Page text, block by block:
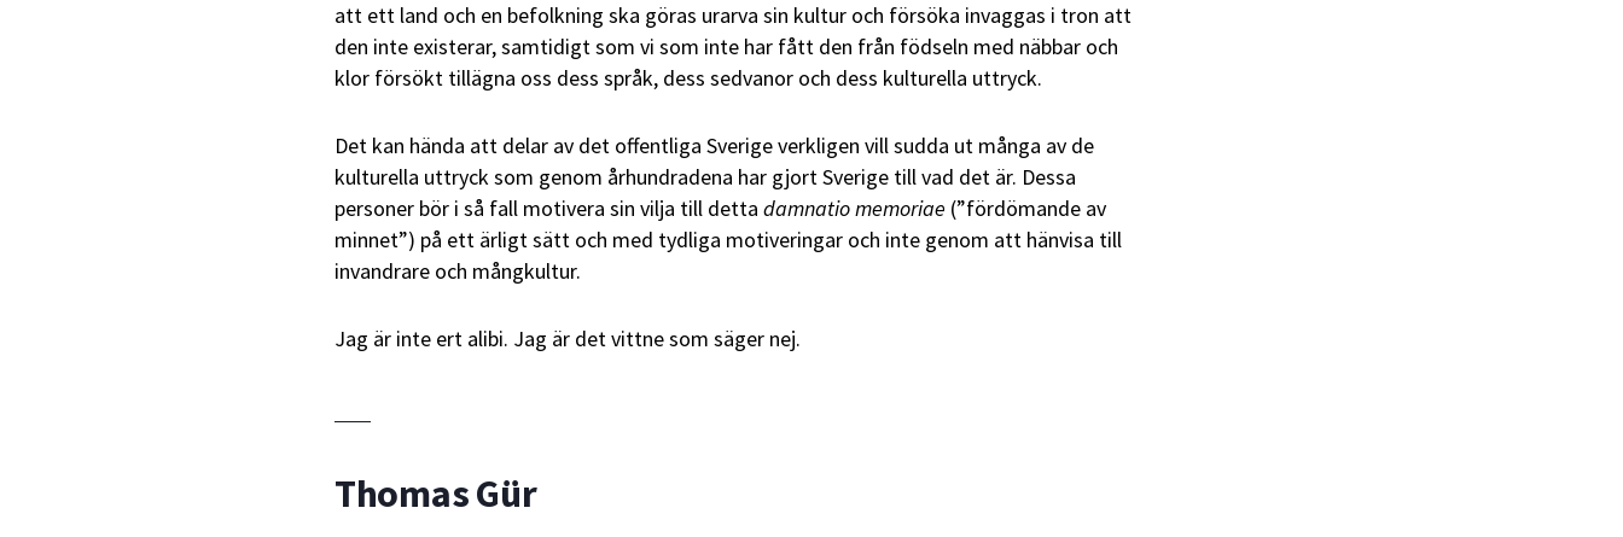
att ett land och en befolkning ska göras urarva sin kultur och försöka invaggas i tron att
den inte existerar, samtidigt som vi som inte har fått den från födseln med näbbar och
klor försökt tillägna oss dess språk, dess sedvanor och dess kulturella uttryck.
Det kan hända att delar av det offentliga Sverige verkligen vill sudda ut många av de
kulturella uttryck som genom århundradena har gjort Sverige till vad det är. Dessa
personer bör i så fall motivera sin vilja till detta damnatio memoriae (”fördömande av
minnet”) på ett ärligt sätt och med tydliga motiveringar och inte genom att hänvisa till
invandrare och mångkultur.
Jag är inte ert alibi. Jag är det vittne som säger nej.
Thomas Gür